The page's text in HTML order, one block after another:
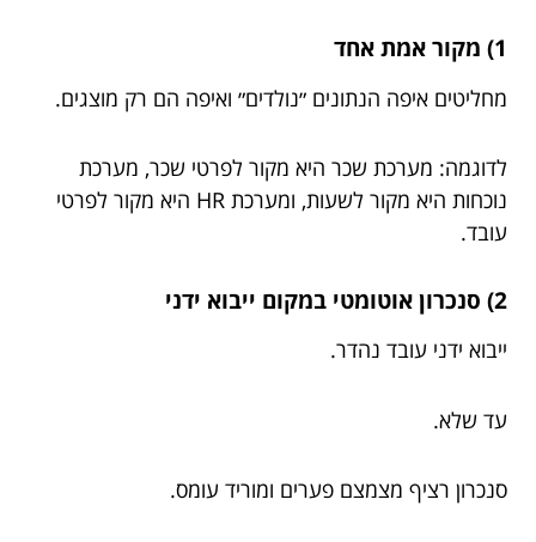
1) מקור אמת אחד
מחליטים איפה הנתונים ״נולדים״ ואיפה הם רק מוצגים.
לדוגמה: מערכת שכר היא מקור לפרטי שכר, מערכת
נוכחות היא מקור לשעות, ומערכת HR היא מקור לפרטי
עובד.
2) סנכרון אוטומטי במקום ייבוא ידני
ייבוא ידני עובד נהדר.
עד שלא.
סנכרון רציף מצמצם פערים ומוריד עומס.